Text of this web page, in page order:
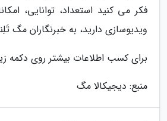
فکر می کنید استعداد، توانایی،
ویدیوسازی دارید، به خبرنگاران مگ
برای کسب اطلاعات بیشتر روی دکمه
منبع: دیجیکالا مگ